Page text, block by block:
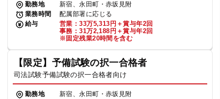
勤務地
新宿、永田町・赤坂見附
業務時間
配属部署に応じる
給与
営業：33万5,313円＋賞与年2回
事務：31万2,188円＋賞与年2回
※固定残業20時間を含む
【限定】予備試験の択一合格者
司法試験予備試験の択一合格者向け
勤務地
新宿、永田町・赤坂見附